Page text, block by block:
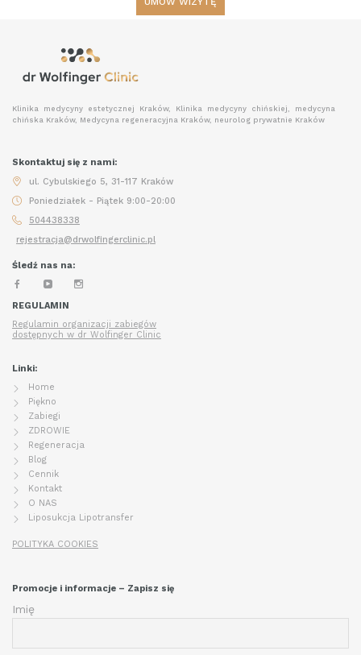
Klinika medycyny estetycznej Kraków, Klinika medycyny chińskiej, medycyna
chińska Kraków, Medycyna regeneracyjna Kraków, neurolog prywatnie Kraków
Skontaktuj się z nami:
ul. Cybulskiego 5, 31-117 Kraków
Poniedziałek - Piątek 9:00-20:00
504438338
rejestracja@drwolfingerclinic.pl
Śledź nas na:
REGULAMIN
Regulamin organizacji zabiegów
dostępnych w dr Wolfinger Clinic
Linki:
Home
Piękno
Zabiegi
ZDROWIE
Regeneracja
Blog
Cennik
Kontakt
O NAS
Liposukcja Lipotransfer
POLITYKA COOKIES
Promocje i informacje – Zapisz się
Imię